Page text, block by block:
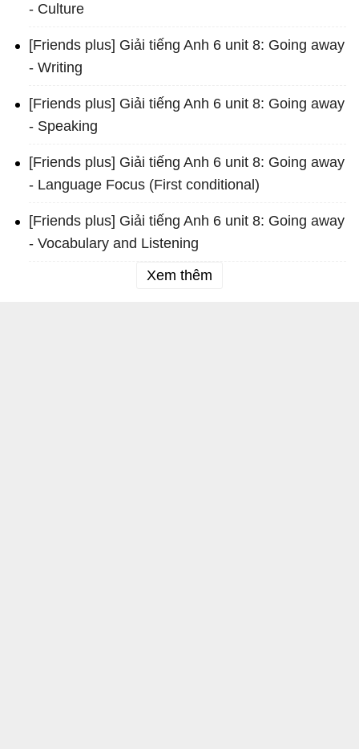
- Culture
[Friends plus] Giải tiếng Anh 6 unit 8: Going away
- Writing
[Friends plus] Giải tiếng Anh 6 unit 8: Going away
- Speaking
[Friends plus] Giải tiếng Anh 6 unit 8: Going away
- Language Focus (First conditional)
[Friends plus] Giải tiếng Anh 6 unit 8: Going away
- Vocabulary and Listening
Xem thêm